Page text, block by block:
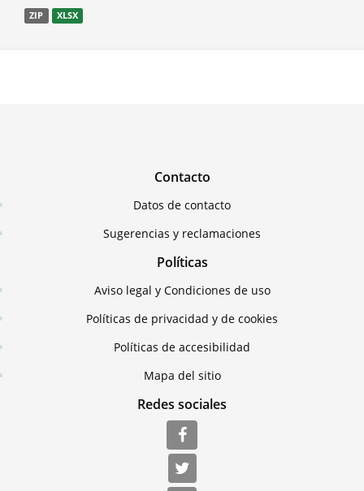
ZIP XLSX
Contacto
Datos de contacto
Sugerencias y reclamaciones
Políticas
Aviso legal y Condiciones de uso
Políticas de privacidad y de cookies
Políticas de accesibilidad
Mapa del sitio
Redes sociales